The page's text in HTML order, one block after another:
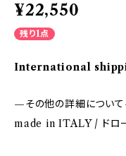
¥22,550
残り1点
International
—その他の詳細につい
made in ITALY / ドロ